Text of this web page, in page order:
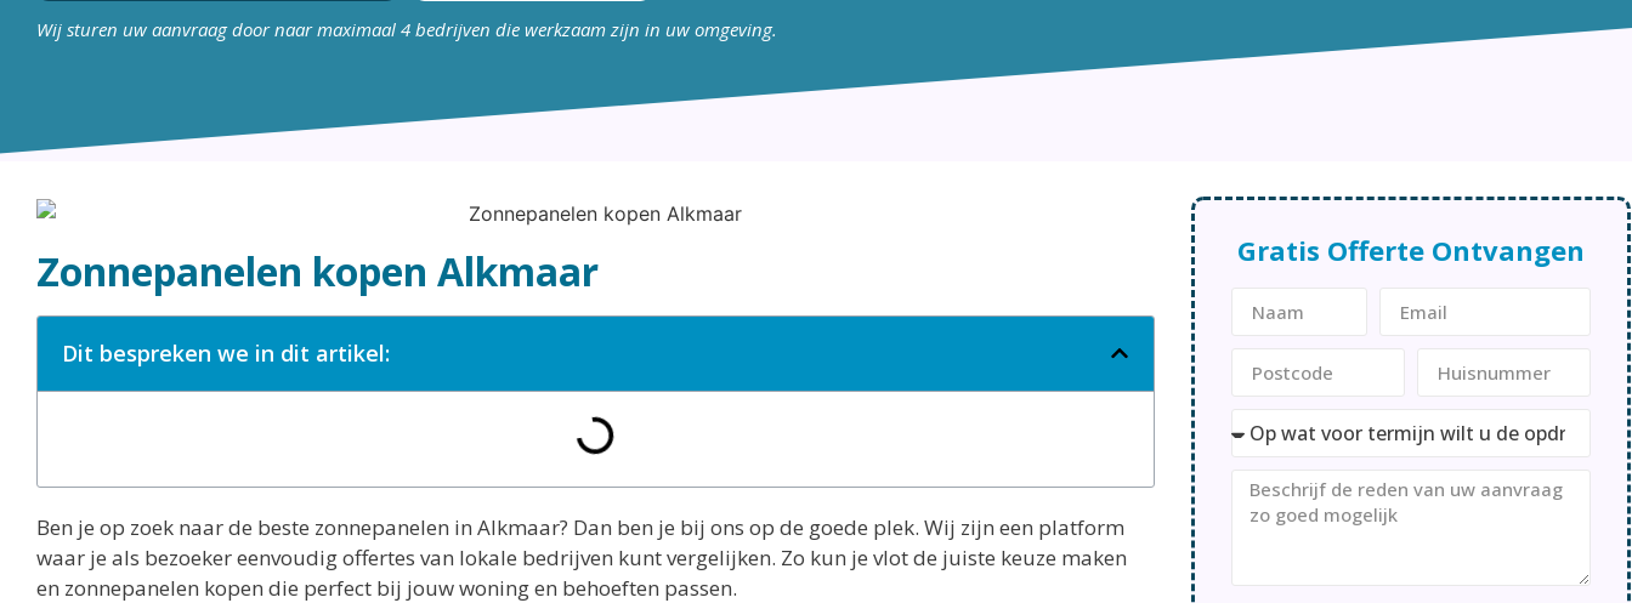
Wij sturen uw aanvraag door naar maximaal 4 bedrijven die werkzaam zijn in uw omgeving.
Zonnepanelen kopen Alkmaar
Dit bespreken we in dit artikel:
Ben je op zoek naar de beste zonnepanelen in Alkmaar? Dan ben je bij ons op de goede plek. Wij zijn een platform
waar je als bezoeker eenvoudig offertes van lokale bedrijven kunt vergelijken. Zo kun je vlot de juiste keuze maken
en zonnepanelen kopen die perfect bij jouw woning en behoeften passen.
Gratis Offerte Ontvangen